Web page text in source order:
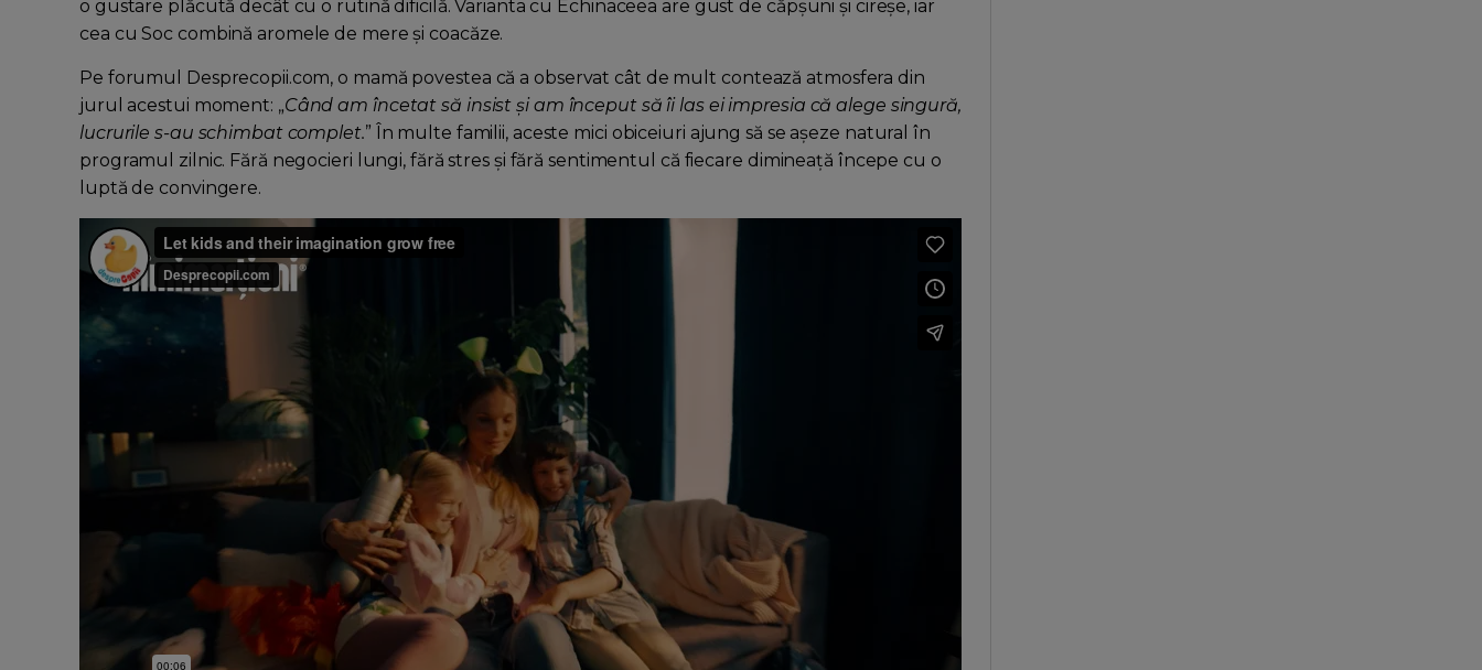
o gustare plăcută decât cu o rutină dificilă. Varianta cu Echinaceea are gust de căpșuni și cireșe, iar
cea cu Soc combină aromele de mere și coacăze.
Pe forumul Desprecopii.com, o mamă povestea că a observat cât de mult contează atmosfera din
jurul acestui moment: „Când am încetat să insist și am început să îi las ei impresia că alege singură,
lucrurile s-au schimbat complet.” În multe familii, aceste mici obiceiuri ajung să se așeze natural în
programul zilnic. Fără negocieri lungi, fără stres și fără sentimentul că fiecare dimineață începe cu o
luptă de convingere.